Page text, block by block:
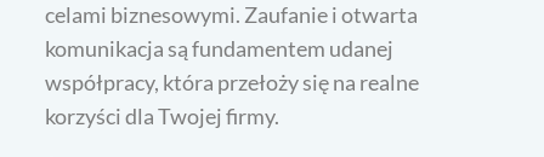
celami biznesowymi. Zaufanie i otwarta
komunikacja są fundamentem udanej
współpracy, która przełoży się na realne
korzyści dla Twojej firmy.